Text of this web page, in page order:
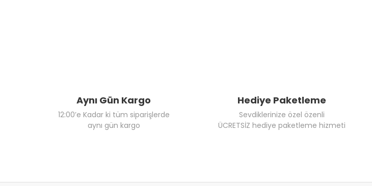
Aynı Gün Kargo
12:00’e Kadar ki tüm siparişlerde
aynı gün kargo
Hediye Paketleme
Sevdiklerinize özel özenli
ÜCRETSİZ hediye paketleme hizmeti